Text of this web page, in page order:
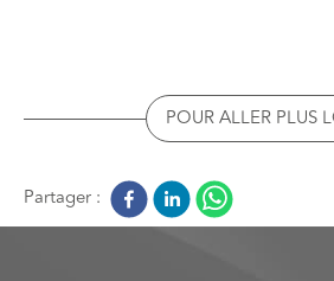
POUR ALLER PLUS
Partager :